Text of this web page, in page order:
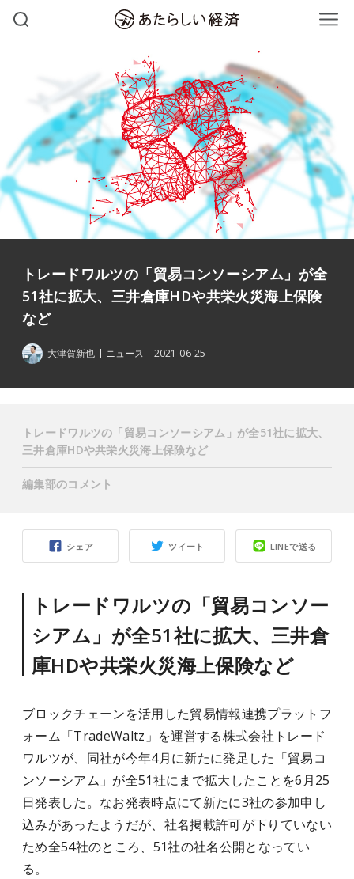
トレードワルツの「貿易コンソーシアム」が全
51社に拡大、三井倉庫HDや共栄火災海上保険
など
大津賀新也 ニュース 2021-06-25
シェア ツイート LINEで送る
トレードワルツの「貿易コンソー
シアム」が全51社に拡大、三井倉
庫HDや共栄火災海上保険など
ブロックチェーンを活用した貿易情報連携プラットフ
ォーム「TradeWaltz」を運営する株式会社トレード
ワルツが、同社が今年4月に新たに発足した「貿易コ
ンソーシアム」が全51社にまで拡大したことを6月25
日発表した。なお発表時点にて新たに3社の参加申し
込みがあったようだが、社名掲載許可が下りていない
ため全54社のところ、51社の社名公開となってい
る。
トレードワルツの「貿易コンソーシアム」が全51社に拡大、
三井倉庫HDや共栄火災海上保険など
編集部のコメント